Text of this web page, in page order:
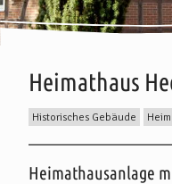
Heimathaus
Historisches Gebäude
Beschreibung
Heimathausanlage